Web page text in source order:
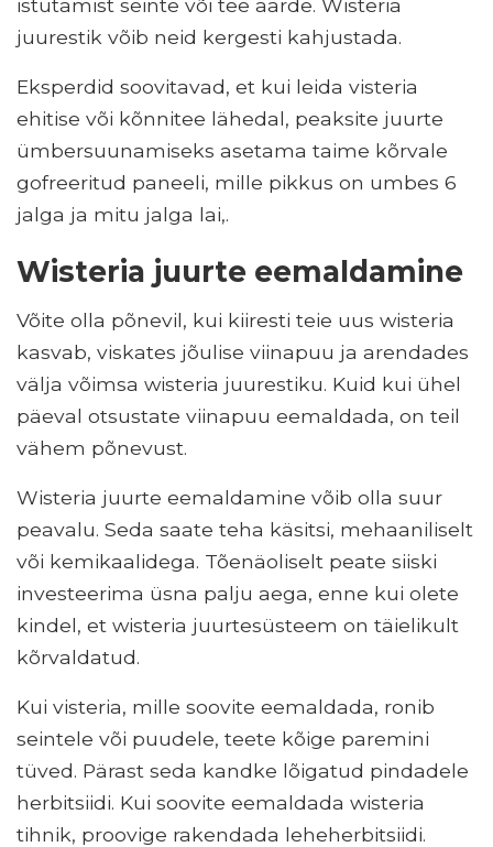
istutamist seinte või tee äärde. Wisteria
juurestik võib neid kergesti kahjustada.
Eksperdid soovitavad, et kui leida visteria
ehitise või kõnnitee lähedal, peaksite juurte
ümbersuunamiseks asetama taime kõrvale
gofreeritud paneeli, mille pikkus on umbes 6
jalga ja mitu jalga lai,.
Wisteria juurte eemaldamine
Võite olla põnevil, kui kiiresti teie uus wisteria
kasvab, viskates jõulise viinapuu ja arendades
välja võimsa wisteria juurestiku. Kuid kui ühel
päeval otsustate viinapuu eemaldada, on teil
vähem põnevust.
Wisteria juurte eemaldamine võib olla suur
peavalu. Seda saate teha käsitsi, mehaaniliselt
või kemikaalidega. Tõenäoliselt peate siiski
investeerima üsna palju aega, enne kui olete
kindel, et wisteria juurtesüsteem on täielikult
kõrvaldatud.
Kui visteria, mille soovite eemaldada, ronib
seintele või puudele, teete kõige paremini
tüved. Pärast seda kandke lõigatud pindadele
herbitsiidi. Kui soovite eemaldada wisteria
tihnik, proovige rakendada leheherbitsiidi.